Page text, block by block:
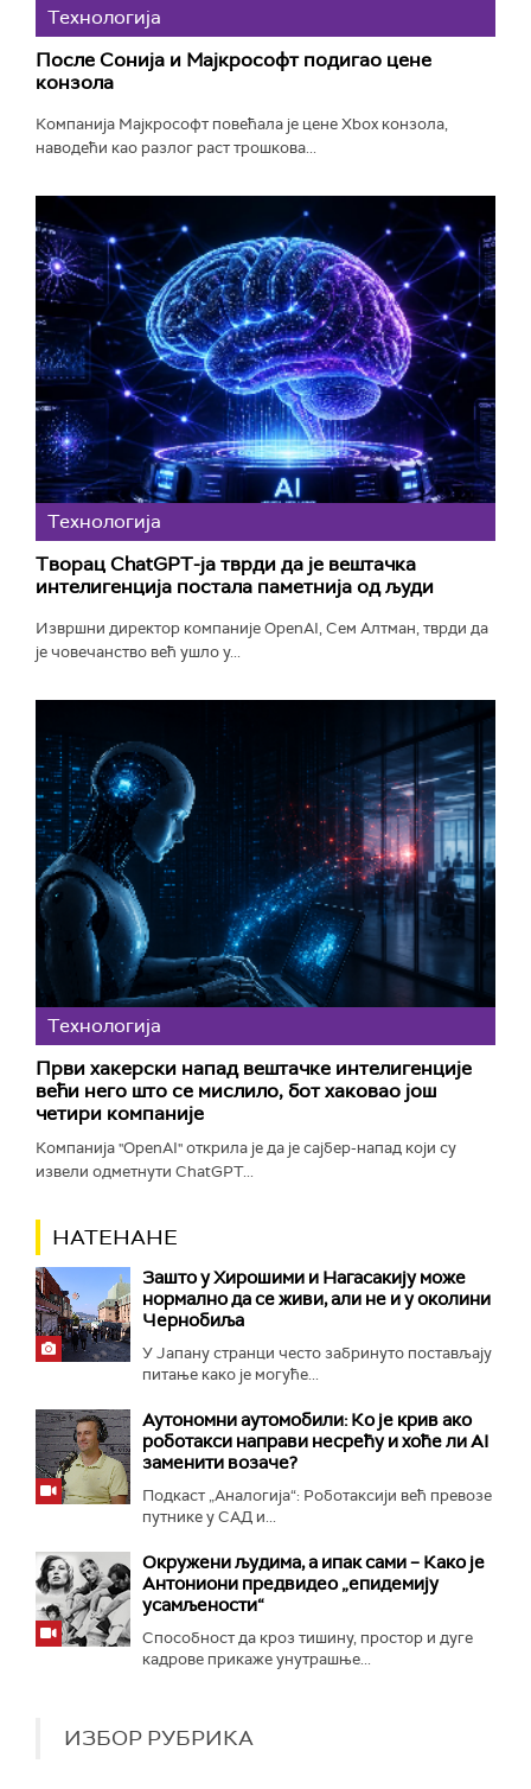
Технологијa
После Сонија и Мајкрософт подигао цене
конзола
Компанија Мајкрософт повећала је цене Xbox конзола,
наводећи као разлог раст трошкова...
Технологијa
Творац ChatGPT-ја тврди да је вештачка
интелигенција постала паметнија од људи
Извршни директор компаније OpenAI, Сем Алтман, тврди да
је човечанство већ ушло у...
Технологијa
Први хакерски напад вештачке интелигенције
већи него што се мислило, бот хаковао још
четири компаније
Компанија "OpenAI" открила је да је сајбер-напад који су
извели одметнути ChatGPT...
НАТЕНАНЕ
Зашто у Хирошими и Нагасакију може
нормално да се живи, али не и у околини
Чернобиља
У Јапану странци често забринуто постављају
питање како је могуће...
Аутономни аутомобили: Ко је крив ако
роботакси направи несрећу и хоће ли AI
заменити возаче?
Подкаст „Аналогија“: Роботаксији већ превозе
путнике у САД и...
Окружени људима, а ипак сами – Како је
Антониони предвидео „епидемију
усамљености“
Способност да кроз тишину, простор и дуге
кадрове прикаже унутрашње...
ИЗБОР РУБРИКА